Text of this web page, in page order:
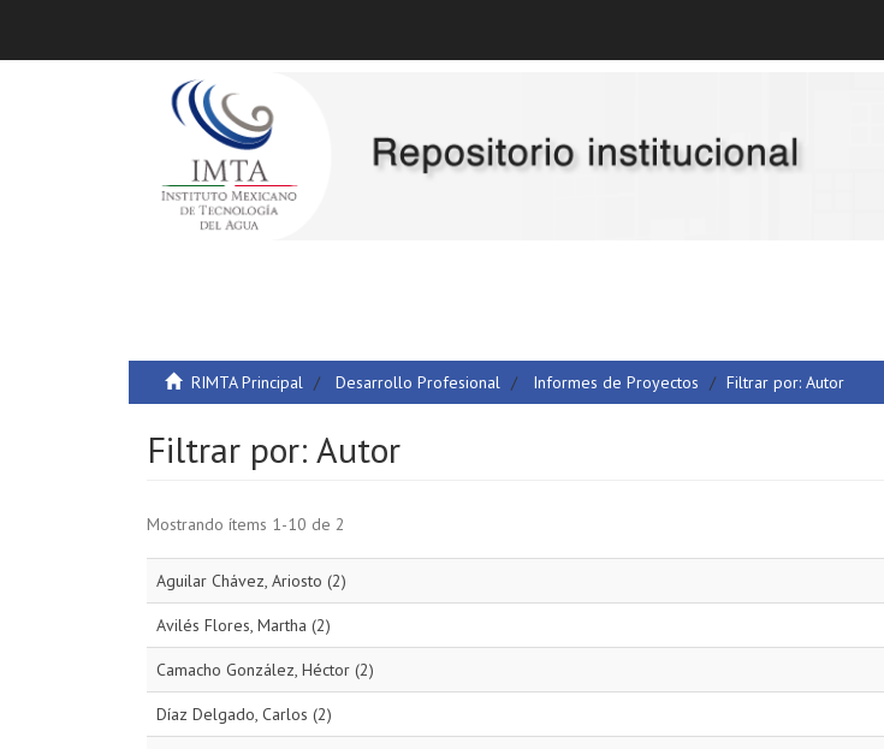
RIMTA Principal Desarrollo Profesional Informes de Proyectos Filtrar por: Autor
Filtrar por: Autor
Mostrando ítems 1-10 de 2
Aguilar Chávez, Ariosto (2)
Avilés Flores, Martha (2)
Camacho González, Héctor (2)
Díaz Delgado, Carlos (2)